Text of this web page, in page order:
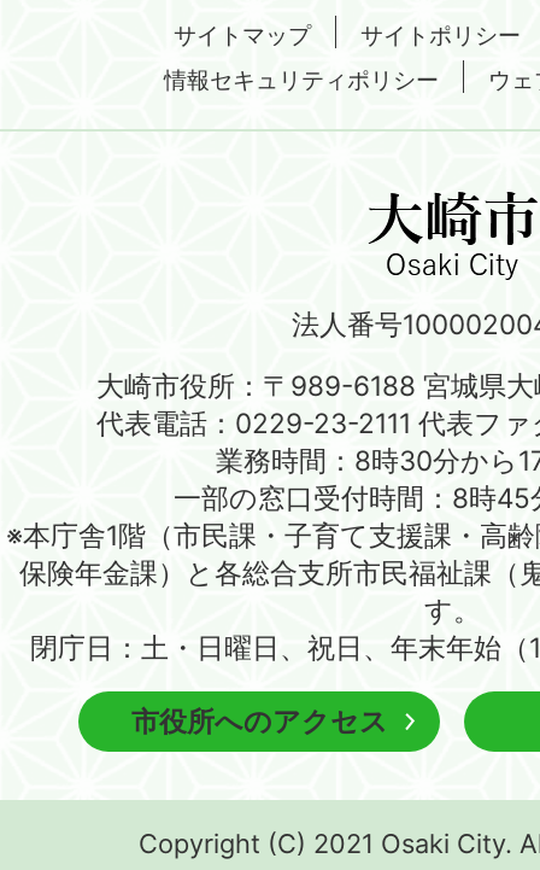
サイトマップ
サイトポリシー
情報セキュリティポリシー
ウ
法人番号
大崎市役所：〒989-6188 宮城県大
代表電話：0229-23-2111 代表フ
業務時間：8時30分から
一部の窓口受付時間：8時
※本庁舎1階（市民課・子育て支援課・高
保険年金課）と各総合支所市民福祉課（
す。
閉庁日：土・日曜日、祝日、年末年始
市役所へのアクセス
Copyright (C) 2021 Osaki City.